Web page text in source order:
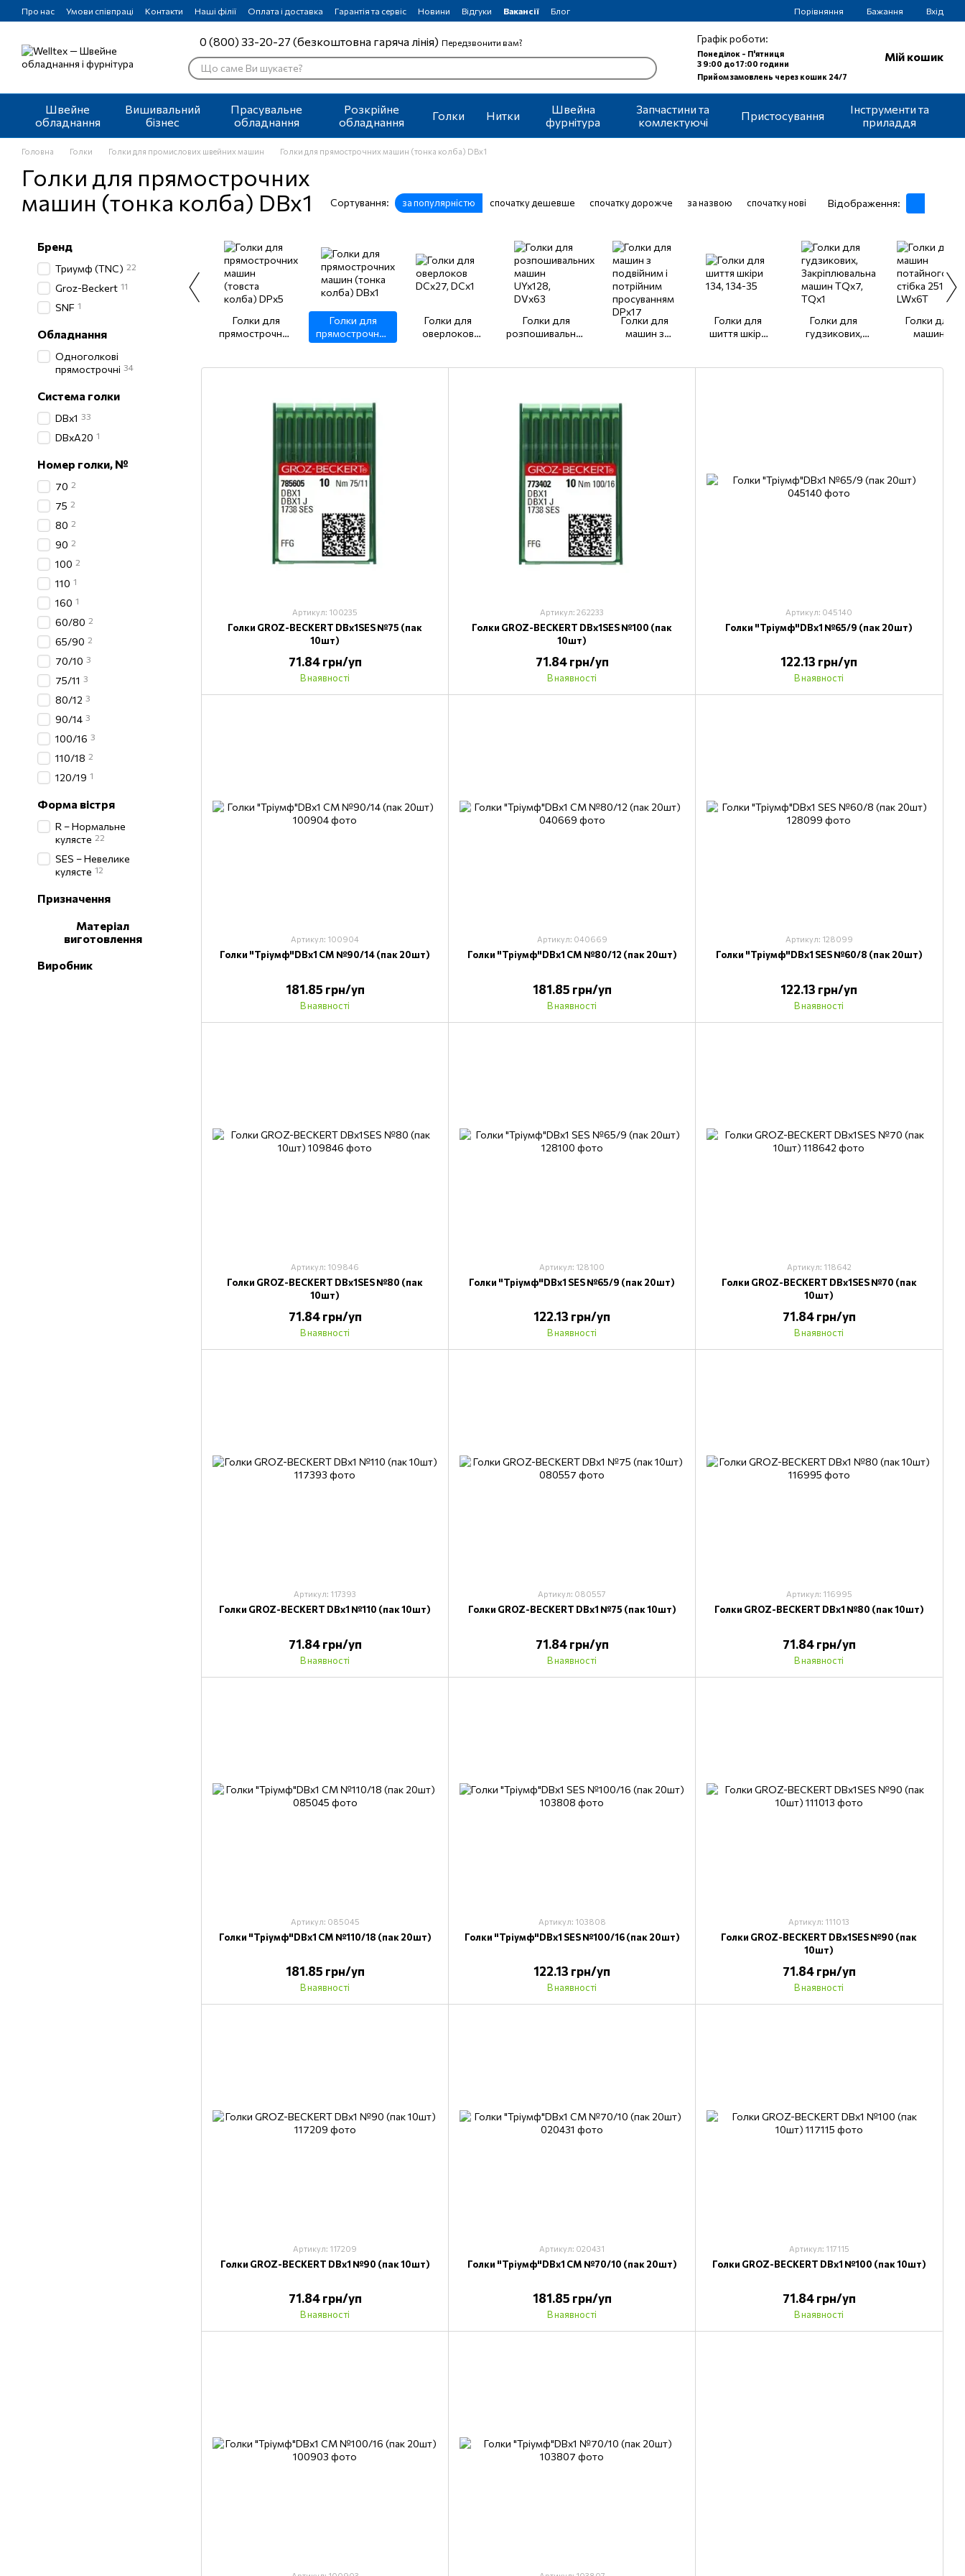
Перейти до основного контенту
Про нас Умови співпраці Контакти Наші філії Оплата і доставка Гарантія та сервіс Новини Відгуки Вакансії Блог Порівняння Бажання Вхід
0 (800) 33-20-27 (безкоштовна гаряча лінія) Передзвонити вам? Графік роботи:
Понеділок - П'ятниця
З 9:00 до 17:00 години
Прийом замовлень через кошик 24/7
Мій кошик
Швейне
обладнання
Вишивальний
бізнес
Прасувальне
обладнання
Розкрійне
обладнання
Голки Нитки
Швейна
фурнітура
Запчастини та
комлектуючі
Пристосування
Інструменти та
приладдя
Головна Голки Голки для промислових швейних машин Голки для прямострочних машин (тонка колба) DBx1
Голки для прямострочних
машин (тонка колба) DBx1
Сортування: за популярністю спочатку дешевше спочатку дорожче за назвою спочатку нові Відображення:
Голки для
прямострочних
Голки для
прямострочних
машин (тонка
Голки для
оверлоков
Голки для
розпошивальних
Голки для
машин з
просуванням
Голки для
шиття шкіри
Голки для
гудзикових,
TQх1
Голки для
машин
LWx6T
Артикул: 100235
Голки GROZ-BECKERT DBx1SES №75 (пак
10шт)
71.84 грн/уп
В наявності
Артикул: 262233
Голки GROZ-BECKERT DBx1SES №100 (пак
10шт)
71.84 грн/уп
В наявності
Артикул: 045140
Голки "Тріумф"DВх1 №65/9 (пак 20шт)
122.13 грн/уп
В наявності
Артикул: 100904
Голки "Тріумф"DВх1 CM №90/14 (пак 20шт)
181.85 грн/уп
В наявності
Артикул: 040669
Голки "Тріумф"DВх1 CM №80/12 (пак 20шт)
181.85 грн/уп
В наявності
Артикул: 128099
Голки "Тріумф"DВх1 SES №60/8 (пак 20шт)
122.13 грн/уп
В наявності
Артикул: 109846
Голки GROZ-BECKERT DBx1SES №80 (пак
10шт)
71.84 грн/уп
В наявності
Артикул: 128100
Голки "Тріумф"DВх1 SES №65/9 (пак 20шт)
122.13 грн/уп
В наявності
Артикул: 118642
Голки GROZ-BECKERT DBx1SES №70 (пак
10шт)
71.84 грн/уп
В наявності
Артикул: 117393
Голки GROZ-BECKERT DBx1 №110 (пак 10шт)
71.84 грн/уп
В наявності
Артикул: 080557
Голки GROZ-BECKERT DBx1 №75 (пак 10шт)
71.84 грн/уп
В наявності
Артикул: 116995
Голки GROZ-BECKERT DBx1 №80 (пак 10шт)
71.84 грн/уп
В наявності
Артикул: 085045
Голки "Тріумф"DВх1 CM №110/18 (пак 20шт)
181.85 грн/уп
В наявності
Артикул: 103808
Голки "Тріумф"DВх1 SES №100/16 (пак 20шт)
122.13 грн/уп
В наявності
Артикул: 111013
Голки GROZ-BECKERT DBx1SES №90 (пак
10шт)
71.84 грн/уп
В наявності
Артикул: 117209
Голки GROZ-BECKERT DBx1 №90 (пак 10шт)
71.84 грн/уп
В наявності
Артикул: 020431
Голки "Тріумф"DВх1 CM №70/10 (пак 20шт)
181.85 грн/уп
В наявності
Артикул: 117115
Голки GROZ-BECKERT DBx1 №100 (пак 10шт)
71.84 грн/уп
В наявності
Бренд
Триумф (TNC) 22
Groz-Beckert 11
SNF 1
Обладнання
Одноголкові
прямострочні 34
Система голки
DBx1 33
DВхА20 1
Номер голки, №
70 2
75 2
80 2
90 2
100 2
110 1
160 1
60/80 2
65/90 2
70/10 3
75/11 3
80/12 3
90/14 3
100/16 3
110/18 2
120/19 1
Форма вістря
R – Нормальне
кулясте 22
SES – Невелике
кулясте 12
Призначення
Матеріал
виготовлення
Виробник